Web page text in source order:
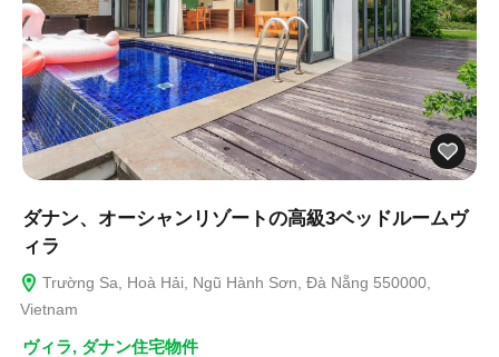
ダナン、オーシャンリゾートの高級3ベッドルームヴ
ィラ
Trường Sa, Hoà Hải, Ngũ Hành Sơn, Đà Nẵng 550000,
Vietnam
ヴィラ, ダナン住宅物件